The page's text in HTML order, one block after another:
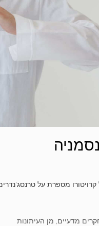
מספרת על
מדעיים, מן העיתונות